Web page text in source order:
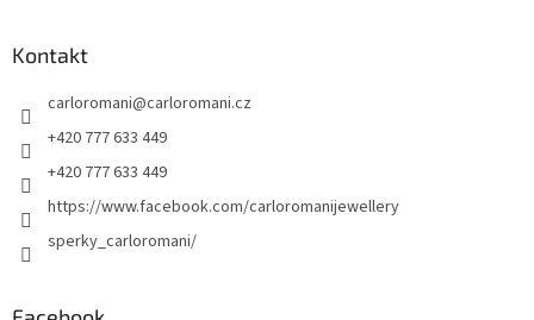
Kontakt
carloromani@carloromani.cz
+420 777 633 449
+420 777 633 449
https://www.facebook.com/carloromanijewellery
sperky_carloromani/